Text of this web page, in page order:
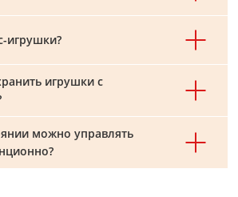
игрушки?
игрушки с
можно управлять